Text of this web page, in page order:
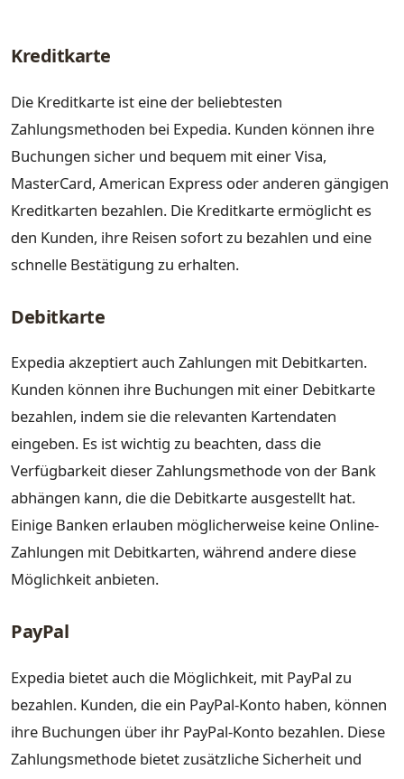
Kreditkarte
Die Kreditkarte ist eine der beliebtesten
Zahlungsmethoden bei Expedia. Kunden können ihre
Buchungen sicher und bequem mit einer Visa,
MasterCard, American Express oder anderen gängigen
Kreditkarten bezahlen. Die Kreditkarte ermöglicht es
den Kunden, ihre Reisen sofort zu bezahlen und eine
schnelle Bestätigung zu erhalten.
Debitkarte
Expedia akzeptiert auch Zahlungen mit Debitkarten.
Kunden können ihre Buchungen mit einer Debitkarte
bezahlen, indem sie die relevanten Kartendaten
eingeben. Es ist wichtig zu beachten, dass die
Verfügbarkeit dieser Zahlungsmethode von der Bank
abhängen kann, die die Debitkarte ausgestellt hat.
Einige Banken erlauben möglicherweise keine Online-
Zahlungen mit Debitkarten, während andere diese
Möglichkeit anbieten.
PayPal
Expedia bietet auch die Möglichkeit, mit PayPal zu
bezahlen. Kunden, die ein PayPal-Konto haben, können
ihre Buchungen über ihr PayPal-Konto bezahlen. Diese
Zahlungsmethode bietet zusätzliche Sicherheit und